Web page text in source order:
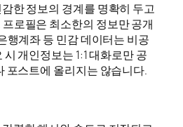
한 정보의 경계를 명확히 두고
로필은 최소한의 정보만 공개
행계좌 등 민감 데이터는 비공
개인정보는 1:1 대화로만 공
포스트에 올리지는 않습니다.